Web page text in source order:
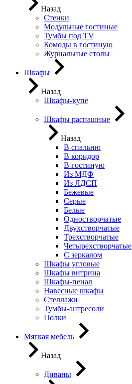
Назад
Стенки
Модульные гостиные
Тумбы под ТV
Комоды в гостиную
Журнальные столы
Шкафы
Назад
Шкафы-купе
Шкафы распашные
Назад
В спальню
В коридор
В гостиную
Из МДФ
Из ЛДСП
Бежевые
Серые
Белые
Одностворчатые
Двухстворчатые
Трехстворчатые
Четырехстворчатые
С зеркалом
Шкафы угловые
Шкафы витрина
Шкафы-пенал
Навесные шкафы
Стеллажи
Тумбы-антресоли
Полки
Мягкая мебель
Назад
Диваны